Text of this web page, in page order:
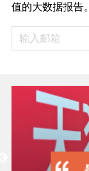
值的大数据报告。